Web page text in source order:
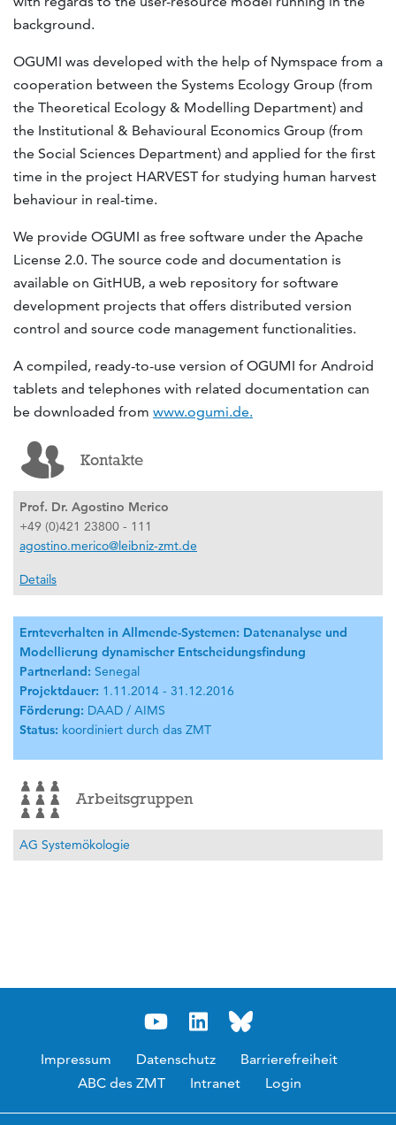
background.
OGUMI was developed with the help of Nymspace from a
cooperation between the Systems Ecology Group (from
the Theoretical Ecology & Modelling Department) and
the Institutional & Behavioural Economics Group (from
the Social Sciences Department) and applied for the first
time in the project HARVEST for studying human harvest
behaviour in real-time.
We provide OGUMI as free software under the Apache
License 2.0. The source code and documentation is
available on GitHUB, a web repository for software
development projects that offers distributed version
control and source code management functionalities.
A compiled, ready-to-use version of OGUMI for Android
tablets and telephones with related documentation can
be downloaded from www.ogumi.de.
Kontakte
Prof. Dr. Agostino Merico
+49 (0)421 23800 - 111
agostino.merico@leibniz-zmt.de
Details
Ernteverhalten in Allmende-Systemen: Datenanalyse und
Modellierung dynamischer Entscheidungsfindung
Partnerland: Senegal
Projektdauer: 1.11.2014 - 31.12.2016
Förderung: DAAD / AIMS
Status: koordiniert durch das ZMT
Arbeitsgruppen
AG Systemökologie
Impressum Datenschutz
Barrierefreiheit
ABC des ZMT
Intranet Login